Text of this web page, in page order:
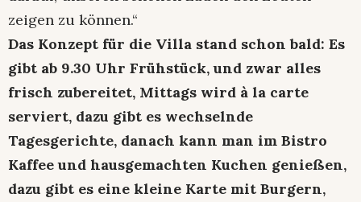
zeigen zu können.“
Das Konzept für die Villa stand schon bald: Es
gibt ab 9.30 Uhr Frühstück, und zwar alles
frisch zubereitet, Mittags wird à la carte
serviert, dazu gibt es wechselnde
Tagesgerichte, danach kann man im Bistro
Kaffee und hausgemachten Kuchen genießen,
dazu gibt es eine kleine Karte mit Burgern,